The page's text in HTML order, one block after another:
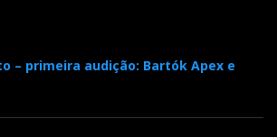
– primeira audição: Bartók Apex e